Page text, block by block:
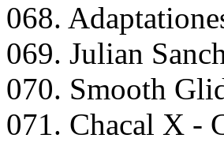
068.
069. Juliаn
070. Smооth
071. Chасаl X -